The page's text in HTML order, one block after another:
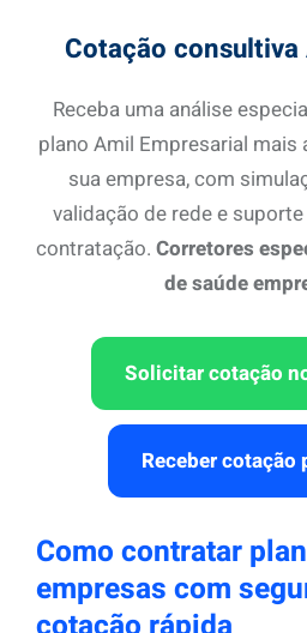
Cotação consultiva
Receba uma análise
plano Amil Empresarial
sua empresa, com
validação de rede e
contratação. Corretores
de saúde
Solicitar cotação
Receber cotação
Como contratar
empresas com